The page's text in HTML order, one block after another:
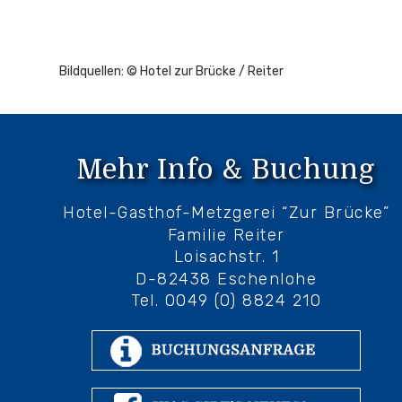
Bildquellen: © Hotel zur Brücke / Reiter
Mehr Info & Buchung
Hotel-Gasthof-Metzgerei “Zur Brücke”
Familie Reiter
Loisachstr. 1
D-82438 Eschenlohe
Tel. 0049 (0) 8824 210